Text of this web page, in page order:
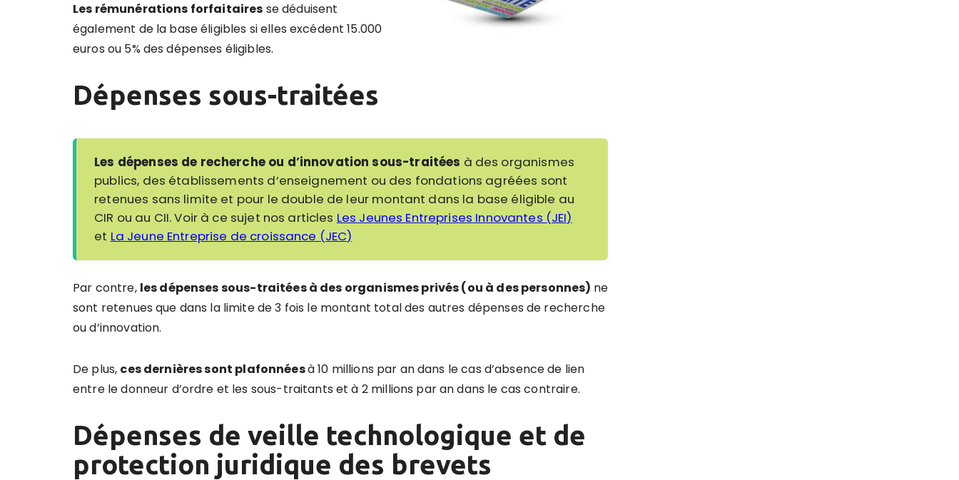
Les rémunérations forfaitaires se déduisent
également de la base éligibles si elles excédent 15.000
euros ou 5% des dépenses éligibles.
Dépenses sous-traitées
Les dépenses de recherche ou d’innovation sous-traitées à des organismes
publics, des établissements d’enseignement ou des fondations agréées sont
retenues sans limite et pour le double de leur montant dans la base éligible au
CIR ou au CII. Voir à ce sujet nos articles Les Jeunes Entreprises Innovantes (JEI)
et La Jeune Entreprise de croissance (JEC)
Par contre, les dépenses sous-traitées à des organismes privés (ou à des personnes) ne
sont retenues que dans la limite de 3 fois le montant total des autres dépenses de recherche
ou d’innovation.
De plus, ces dernières sont plafonnéesà 10 millions par an dans le cas d’absence de lien
entre le donneur d’ordre et les sous-traitants et à 2 millions par an dans le cas contraire.
Dépenses de veille technologique et de
protection juridique des brevets